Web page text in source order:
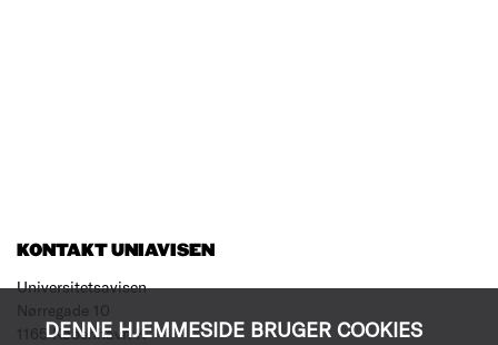
DENNE HJEMMESIDE BRUGER COOKIES
KONTAKT UNIAVISEN
Universitetsavisen
Nørregade 10
1165 København K